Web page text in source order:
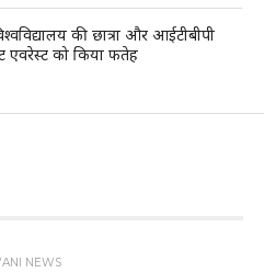
की छात्रा और आईटीबीपी
एवरेस्ट को किया फतेह
NEWS